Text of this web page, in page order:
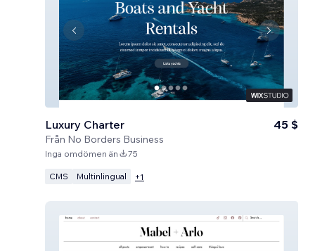
Luxury Charter
Från No Borders Business
45 $
Inga omdömen än 75
CMS Multinlingual +1